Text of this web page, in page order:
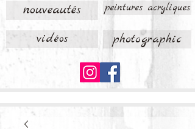
nouveautés peintures acryliques
vidéos photographic